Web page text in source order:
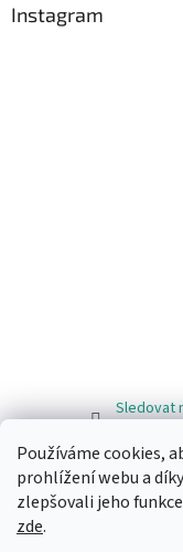
Používáme cookies,
prohlížení webu a
zlepšovali jeho
zde.
Instagram
Sledovat
Facebook